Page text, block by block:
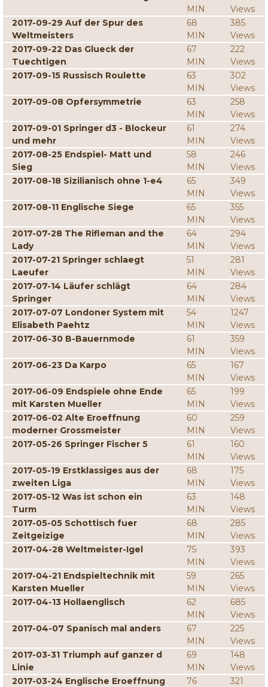
MIN
Views
2017-09-29 Auf der Spur des
Weltmeisters
68
MIN
385
Views
2017-09-22 Das Glueck der
Tuechtigen
67
MIN
222
Views
2017-09-15 Russisch Roulette
63
MIN
302
Views
2017-09-08 Opfersymmetrie
63
MIN
258
Views
2017-09-01 Springer d3 - Blockeur
und mehr
61
MIN
274
Views
2017-08-25 Endspiel- Matt und
Sieg
58
MIN
246
Views
2017-08-18 Sizilianisch ohne 1-e4
65
MIN
349
Views
2017-08-11 Englische Siege
65
MIN
355
Views
2017-07-28 The Rifleman and the
Lady
64
MIN
294
Views
2017-07-21 Springer schlaegt
Laeufer
51
MIN
281
Views
2017-07-14 Läufer schlägt
Springer
64
MIN
284
Views
2017-07-07 Londoner System mit
Elisabeth Paehtz
54
MIN
1247
Views
2017-06-30 B-Bauernmode
61
MIN
359
Views
2017-06-23 Da Karpo
65
MIN
167
Views
2017-06-09 Endspiele ohne Ende
mit Karsten Mueller
65
MIN
199
Views
2017-06-02 Alte Eroeffnung
moderner Grossmeister
60
MIN
259
Views
2017-05-26 Springer Fischer 5
61
MIN
160
Views
2017-05-19 Erstklassiges aus der
zweiten Liga
68
MIN
175
Views
2017-05-12 Was ist schon ein
Turm
63
MIN
148
Views
2017-05-05 Schottisch fuer
Zeitgeizige
68
MIN
285
Views
2017-04-28 Weltmeister-Igel
75
MIN
393
Views
2017-04-21 Endspieltechnik mit
Karsten Mueller
59
MIN
265
Views
2017-04-13 Hollaenglisch
62
MIN
685
Views
2017-04-07 Spanisch mal anders
67
MIN
225
Views
2017-03-31 Triumph auf ganzer d
Linie
69
MIN
148
Views
2017-03-24 Englische Eroeffnung
76
321